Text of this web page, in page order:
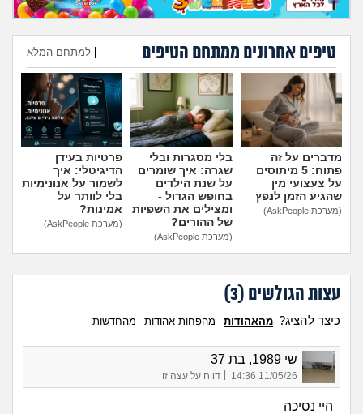
גאווה
טיפים אחרונים ממתחם הטיפים למתחם המלא
הוספת טיפ
מדברים על זה
פתוח: 5 מיתוסים
על צעצועי מין
שהגיע הזמן לנפץ
(מערכת AskPeople)
בלי מסגרות ובלי
שגרה: איך שומרים
על שנת הילדים
בחופש הגדול -
ומצילים את השפיות
של ההורים?
(מערכת AskPeople)
פרטיות בעידן
הדיגיטלי: איך
לשמור על אנונימיות
בלי לוותר על
אמינות?
(מערכת AskPeople)
עצות הגולשים (3
)
כיצד להציג? מהאהודות מהפחות אהודות מהחדשות
שי 1989, בת 37
11/05/26 14:36
| דווח על עצה זו
היי נסיכה